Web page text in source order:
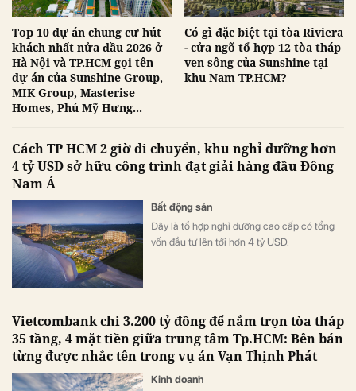
Top 10 dự án chung cư hút
khách nhất nửa đầu 2026 ở
Hà Nội và TP.HCM gọi tên
dự án của Sunshine Group,
MIK Group, Masterise
Homes, Phú Mỹ Hưng...
Có gì đặc biệt tại tòa Riviera
- cửa ngõ tổ hợp 12 tòa tháp
ven sông của Sunshine tại
khu Nam TP.HCM?
Cách TP HCM 2 giờ di chuyển, khu nghỉ dưỡng hơn
4 tỷ USD sở hữu công trình đạt giải hàng đầu Đông
Nam Á
Bất động sản
Đây là tổ hợp nghỉ dưỡng cao cấp có tổng
vốn đầu tư lên tới hơn 4 tỷ USD.
Vietcombank chi 3.200 tỷ đồng để nắm trọn tòa tháp
35 tầng, 4 mặt tiền giữa trung tâm Tp.HCM: Bên bán
từng được nhắc tên trong vụ án Vạn Thịnh Phát
Kinh doanh